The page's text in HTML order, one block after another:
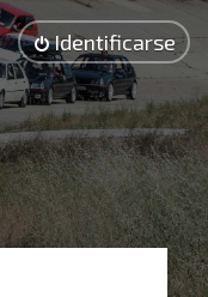
Identificarse